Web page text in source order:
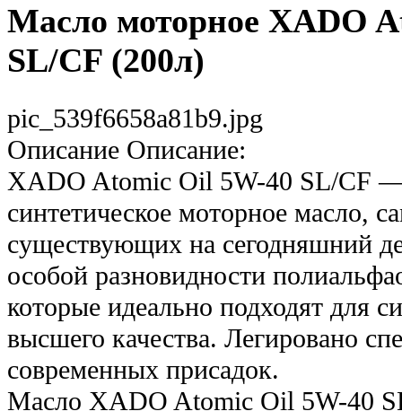
Масло моторное XADO
SL/CF (200л)
pic_539f6658a81b9.jpg
Описание Описание:
XADO Atomic Oil 5W-40 SL/CF —
синтетическое моторное масло,
существующих на сегодняшний
особой разновидности
которые идеально подходят для
высшего качества. Легировано
современных присадок.
Масло XADO Atomic Oil 5W-40